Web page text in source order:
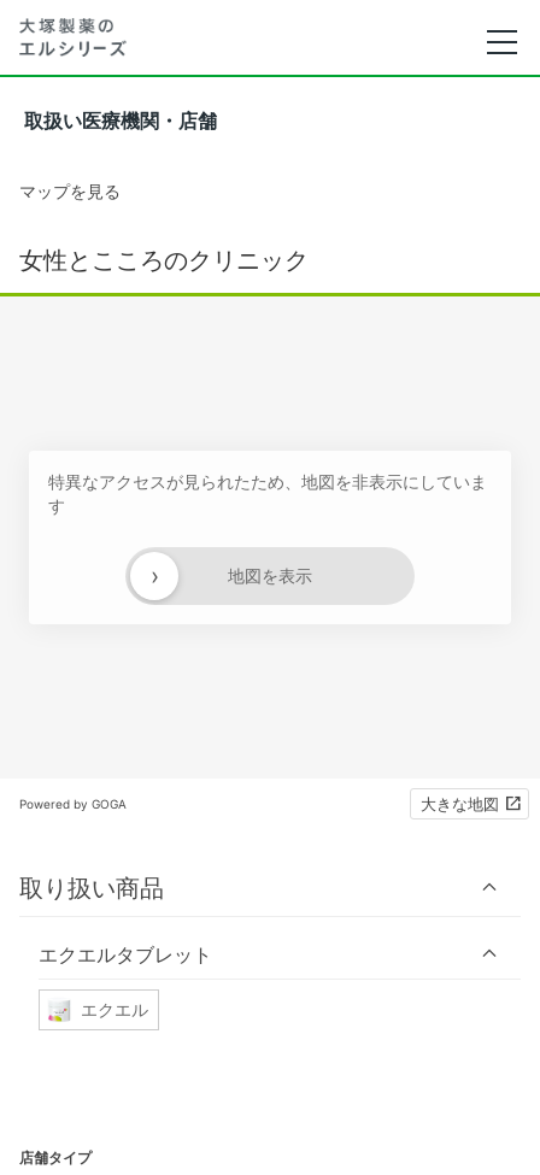
取扱い医療機関・店舗
マップを見る
女性とこころのクリニック
特異なアクセスが見られたため、地図を非表示にしていま
す
地図を表示
›
Powered by GOGA 大きな地図
取り扱い商品
エクエルタブレット
エクエル
店舗タイプ